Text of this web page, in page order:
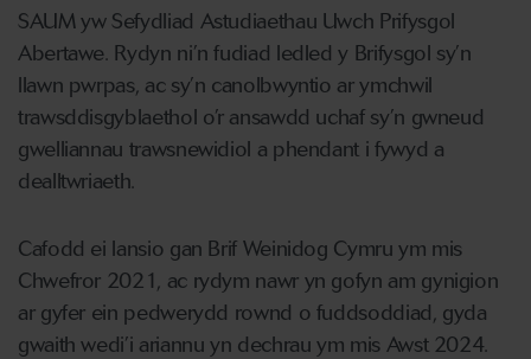
SAUM yw Sefydliad Astudiaethau Uwch Prifysgol
Abertawe. Rydyn ni’n fudiad ledled y Brifysgol sy’n
llawn pwrpas, ac sy’n canolbwyntio ar ymchwil
trawsddisgyblaethol o’r ansawdd uchaf sy’n gwneud
gwelliannau trawsnewidiol a phendant i fywyd a
dealltwriaeth.
Cafodd ei lansio gan Brif Weinidog Cymru ym mis
Chwefror 2021, ac rydym nawr yn gofyn am gynigion
ar gyfer ein pedwerydd rownd o fuddsoddiad, gyda
gwaith wedi’i ariannu yn dechrau ym mis Awst 2024.